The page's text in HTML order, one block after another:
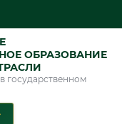
ОБРАЗОВАНИЕ
государственном